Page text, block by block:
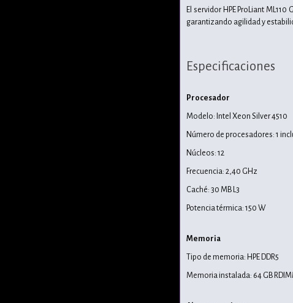
El servidor HPE ProLiant
garantizando agilidad y
Especificaciones
Procesador
Modelo: Intel Xeon Silver 4510
Número de procesadores: 1
Núcleos: 12
Frecuencia: 2,40 GHz
Caché: 30 MB L3
Potencia térmica: 150 W
Memoria
Tipo de memoria: HPE DDR5
Memoria instalada: 64 GB